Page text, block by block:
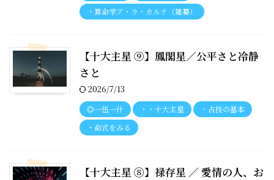
・算命学ア・ラ・カルテ（雑纂）
【十大主星 ⑨】鳳閣星／公平さと冷静
さと
2026/7/13
◎一伍一什 ・・十大主星
・占技の基本
・命式をみる
【十大主星 ⑧】禄存星 ／ 愛情の人、お